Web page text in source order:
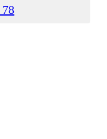
78